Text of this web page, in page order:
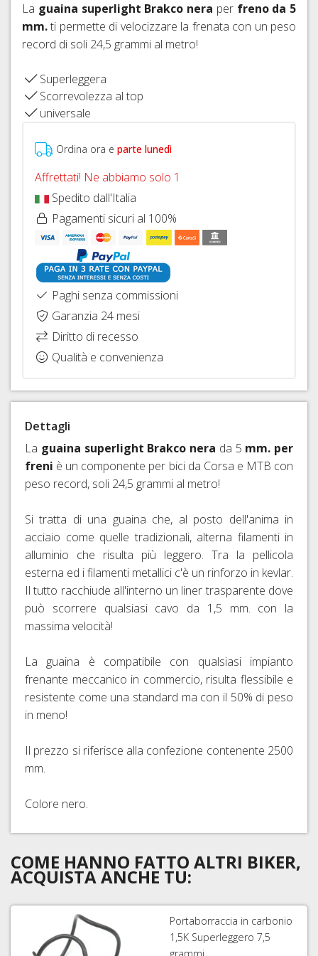
CAVI
E
26"
COPERTONI
E
CAMERE
D'ARIA
SIGILLANTI
TRASFORMAZIONE
TUBELESS,
VALVOLE
E
ACCESSORI
HOPE
FRENI
FRENI
IDRAULICI
La guaina superlight Brakco nera per freno da 5
mm.ti permette di velocizzare la frenata con un peso
record di soli 24,5 grammi al metro!
Superleggera
Scorrevolezza al top
universale
Ordina ora e parte lunedì
Affrettati! Ne abbiamo solo 1
Spedito dall'Italia
Pagamenti sicuri al 100%
Paghi senza commissioni
Garanzia 24 mesi
Diritto di recesso
Qualità e convenienza
Dettagli
La guaina superlight Brakco nera da 5 mm. per
freni è un componente per bici da Corsa e MTB con
peso record, soli 24,5 grammi al metro!
Si tratta di una guaina che, al posto dell'anima in
acciaio come quelle tradizionali, alterna filamenti in
alluminio che risulta più leggero. Tra la pellicola
esterna ed i filamenti metallici c'è un rinforzo in kevlar.
Il tutto racchiude all'interno un liner trasparente dove
può scorrere qualsiasi cavo da 1,5 mm. con la
massima velocità!
La guaina è compatibile con qualsiasi impianto
frenante meccanico in commercio, risulta flessibile e
resistente come una standard ma con il 50% di peso
in meno!
Il prezzo si riferisce alla confezione contenente 2500
mm.
Colore nero.
COME HANNO FATTO ALTRI BIKER,
ACQUISTA ANCHE TU:
Portaborraccia in carbonio
1,5K Superleggero 7,5